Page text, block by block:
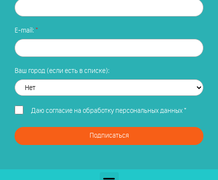
E-mail:
Ваш город (если есть в списке):
Даю согласие на обработку персональных данных*
Подписаться